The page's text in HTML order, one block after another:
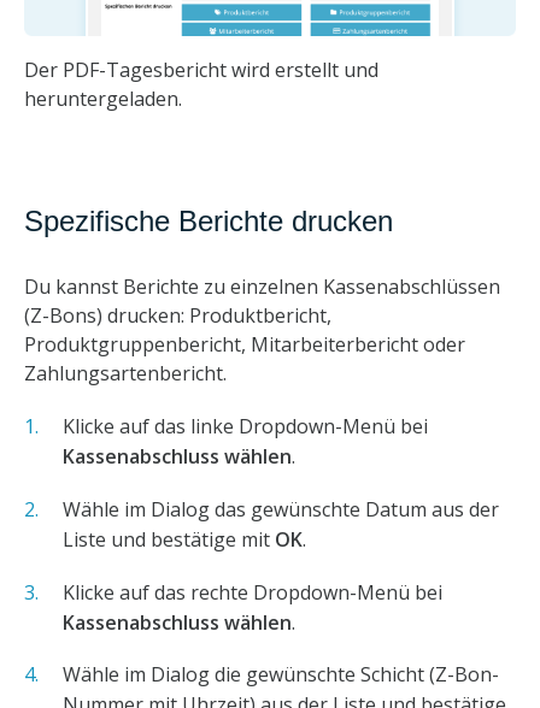
Der PDF-Tagesbericht wird erstellt und
heruntergeladen.
Spezifische Berichte drucken
Du kannst Berichte zu einzelnen Kassenabschlüssen
(Z-Bons) drucken: Produktbericht,
Produktgruppenbericht, Mitarbeiterbericht oder
Zahlungsartenbericht.
Klicke auf das linke Dropdown-Menü bei
Kassenabschluss wählen.
Wähle im Dialog das gewünschte Datum aus der
Liste und bestätige mit OK.
Klicke auf das rechte Dropdown-Menü bei
Kassenabschluss wählen.
Wähle im Dialog die gewünschte Schicht (Z-Bon-